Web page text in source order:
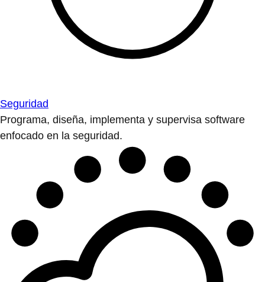
Seguridad
Programa, diseña, implementa y supervisa software
enfocado en la seguridad.